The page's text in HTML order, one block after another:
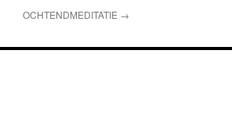
OCHTENDMEDITATIE →